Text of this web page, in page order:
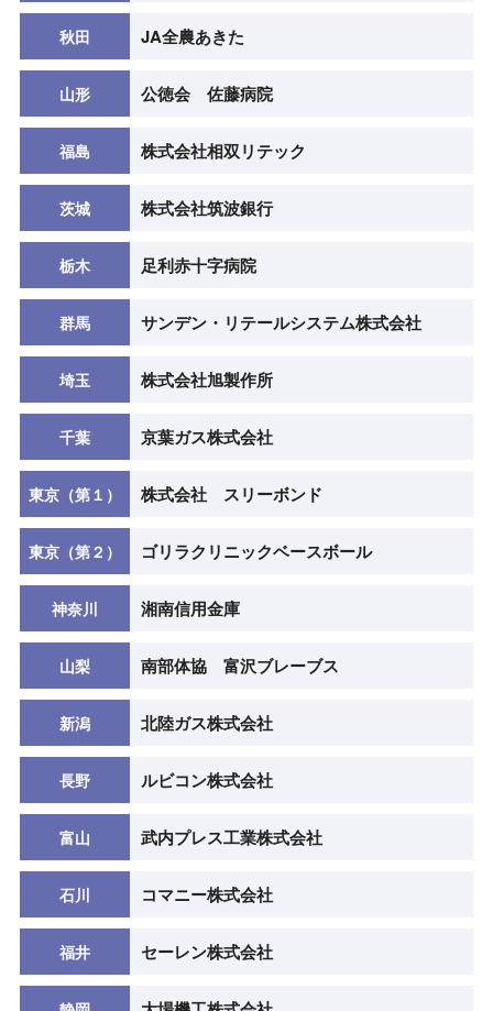
秋田 JA全農あきた
山形 公徳会 佐藤病院
福島 株式会社相双リテック
茨城 株式会社筑波銀行
栃木 足利赤十字病院
群馬 サンデン・リテールシステム株式会社
埼玉 株式会社旭製作所
千葉 京葉ガス株式会社
東京（第１） 株式会社 スリーボンド
東京（第２） ゴリラクリニックベースボール
神奈川 湘南信用金庫
山梨 南部体協 富沢ブレーブス
新潟 北陸ガス株式会社
長野 ルビコン株式会社
富山 武内プレス工業株式会社
石川 コマニー株式会社
福井 セーレン株式会社